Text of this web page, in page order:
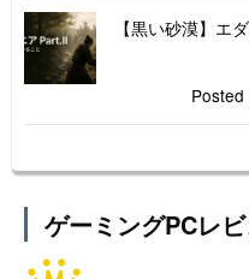
【黒い砂漠】エ
Posted
ゲーミングPCレ